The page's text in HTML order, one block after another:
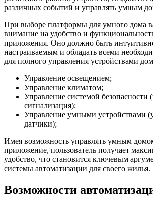
различных событий и управлять умным
При выборе платформы для умного дома
внимание на удобство и
приложения. Оно должно быть
настраиваемым и обладать всеми
для полного управления устройствами
Управление освещением;
Управление климатом;
Управление системой безопасности
сигнализация);
Управление умными устройствами
датчики);
Имея возможность управлять умным
приложение, пользователь получает
удобство, что становится ключевым
системы автоматизации для своего жилья.
Возможности